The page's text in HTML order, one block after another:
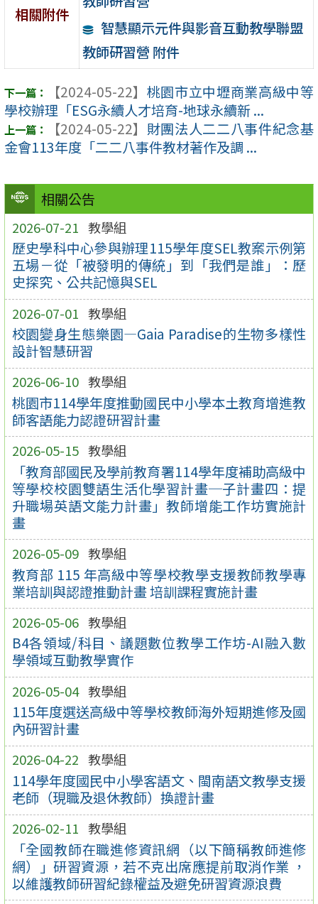
相關公告
2026-07-21 教學組
歷史學科中心參與辦理115學年度SEL教案示例第
五場－從「被發明的傳統」到「我們是誰」：歷
史探究、公共記憶與SEL
2026-07-01 教學組
校園變身生態樂園—Gaia Paradise的生物多樣性
設計智慧研習
2026-06-10 教學組
桃園市114學年度推動國民中小學本土教育增進教
師客語能力認證研習計畫
2026-05-15 教學組
「教育部國民及學前教育署114學年度補助高級中
等學校校園雙語生活化學習計畫─子計畫四：提
升職場英語文能力計畫」教師增能工作坊實施計
畫
2026-05-09 教學組
教育部 115 年高級中等學校教學支援教師教學專
業培訓與認證推動計畫 培訓課程實施計畫
2026-05-06 教學組
B4各領域/科目、議題數位教學工作坊-AI融入數
學領域互動教學實作
2026-05-04 教學組
115年度選送高級中等學校教師海外短期進修及國
內研習計畫
2026-04-22 教學組
114學年度國民中小學客語文、閩南語文教學支援
老師（現職及退休教師）換證計畫
2026-02-11 教學組
「全國教師在職進修資訊網（以下簡稱教師進修
網）」研習資源，若不克出席應提前取消作業 ，
以維護教師研習紀錄權益及避免研習資源浪費
相關附件
智慧顯示元件與影音互動教學聯盟
教師研習營 附件
【2024-05-22】 桃園市立中壢商業高級中等
學校辦理「ESG永續人才培育-地球永續新 ...
【2024-05-22】 財團法人二二八事件紀念基
金會113年度「二二八事件教材著作及調 ...